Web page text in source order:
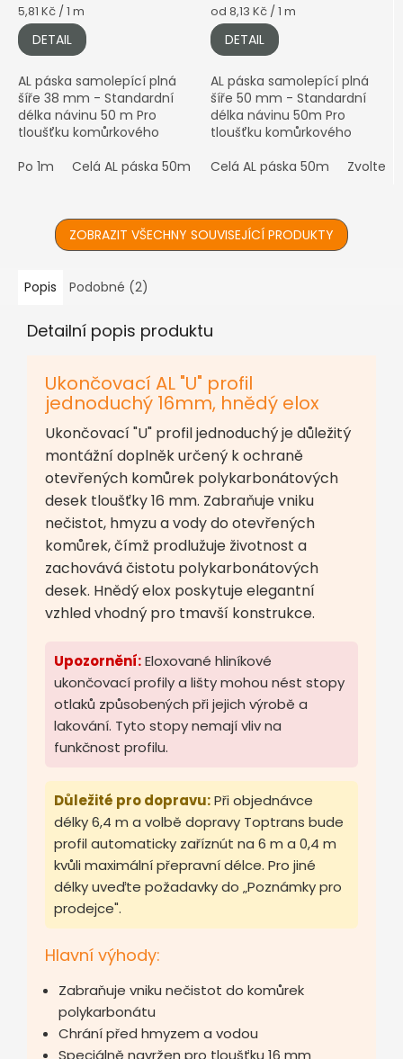
Měrná
cena:
5,81 Kč / 1 m
DETAIL
AL páska samolepící plná
šíře 38 mm - Standardní
délka návinu 50 m Pro
tloušťku komůrkového
Hliníková (stříbrná)
Po 1m Celá AL páska 50m
Měrná
cena:
od 8,13 Kč / 1 m
DETAIL
AL páska samolepící plná
šíře 50 mm - Standardní
délka návinu 50m Pro
tloušťku komůrkového
Hliníková (stříbrná)
Celá AL páska 50m Zvolte
ZOBRAZIT VŠECHNY SOUVISEJÍCÍ PRODUKTY
Popis Podobné (2)
Detailní popis produktu
Ukončovací AL "U" profil
jednoduchý 16mm, hnědý elox
Ukončovací "U" profil jednoduchý je důležitý
montážní doplněk určený k ochraně
otevřených komůrek polykarbonátových
desek tloušťky 16 mm. Zabraňuje vniku
nečistot, hmyzu a vody do otevřených
komůrek, čímž prodlužuje životnost a
zachovává čistotu polykarbonátových
desek. Hnědý elox poskytuje elegantní
vzhled vhodný pro tmavší konstrukce.
Upozornění:Eloxované hliníkové
ukončovací profily a lišty mohou nést stopy
otlaků způsobených při jejich výrobě a
lakování. Tyto stopy nemají vliv na
funkčnost profilu.
Důležité pro dopravu:Při objednávce
délky 6,4 m a volbě dopravy Toptrans bude
profil automaticky zaříznút na 6 m a 0,4 m
kvůli maximální přepravní délce. Pro jiné
délky uveďte požadavky do „Poznámky pro
prodejce".
Hlavní výhody:
Zabraňuje vniku nečistot do komůrek
polykarbonátu
Chrání před hmyzem a vodou
Speciálně navržen pro tloušťku 16 mm